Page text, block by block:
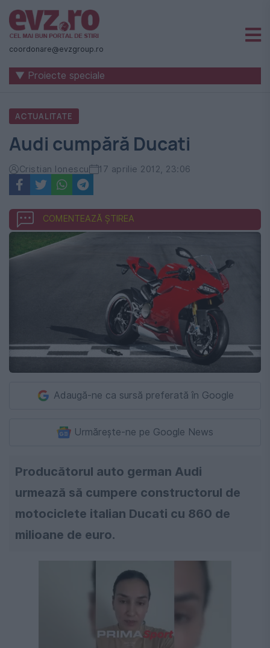
Știri
naționale
internaționale
România
-
Evenimentul
Zilei
coordonare@evzgroup.ro
▼ Proiecte speciale
ACTUALITATE
Audi cumpără Ducati
Cristian Ionescu 17 aprilie 2012, 23:06
COMENTEAZĂ ȘTIREA
Adaugă-ne ca sursă preferată în Google
Urmărește-ne pe Google News
Producătorul auto german Audi
urmează să cumpere constructorul de
motociclete italian Ducati cu 860 de
milioane de euro.